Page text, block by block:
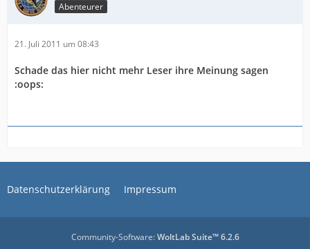
Abenteurer
21. Juli 2011 um 08:43
Schade das hier nicht mehr Leser ihre Meinung sagen
:oops:
Datenschutzerklärung Impressum
Community-Software:WoltLab Suite™ 6.2.6